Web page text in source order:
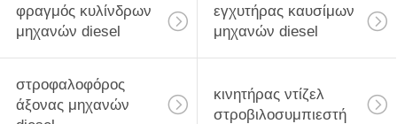
φραγμός κυλίνδρων
μηχανών diesel
εγχυτήρας καυσίμων
μηχανών diesel
στροφαλοφόρος
άξονας μηχανών
κινητήρας ντίζελ
στροβιλοσυμπιεστή